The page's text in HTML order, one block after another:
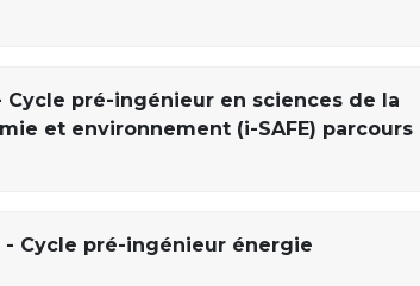
pré-ingénieur en sciences de la
et environnement (i-SAFE) parcours
Cycle pré-ingénieur énergie